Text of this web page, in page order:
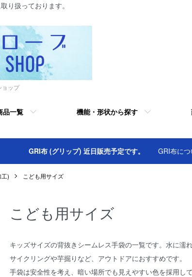
り扱っております。
ョップ
品一覧 機能・形状から探す
GRI布 (グリップ) 近日販売予定です。 GRI布につ
) こども用サイズ
こども用サイズ
キッズサイズの背抜きシームレス手袋の一覧です。水に濡
サイクリングや芋掘りなど、アウトドアにおすすめです。
手袋は安全性を考え、暗い場所でも見えやすい色を採用して